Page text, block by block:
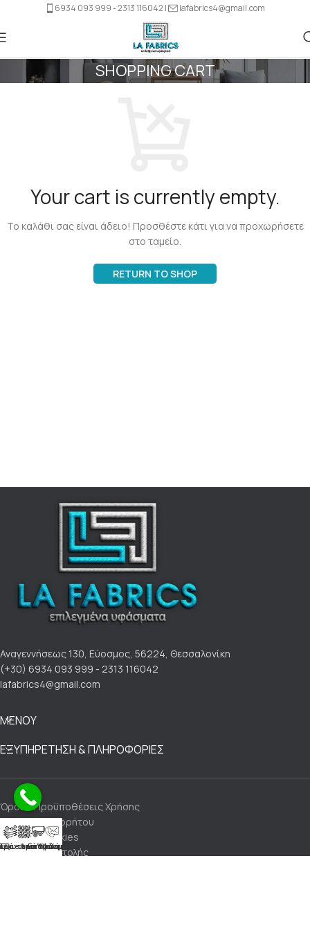
6934 093 999 - 2313 116042 | lafabrics4@gmail.com
SHOPPING CART
Your cart is currently empty.
Το καλάθι σας είναι άδειο! Προσθέστε κάτι για να προχωρήσετε
στο ταμείο.
RETURN TO SHOP
Αναγεννήσεως 130, Εύοσμος, 56224, Θεσσαλονίκη
(+30) 6934 093 999 - 2313 116042
lafabrics4@gmail.com
ΜΕΝΟΥ
ΕΞΥΠΗΡΕΤΗΣΗ & ΠΛΗΡΟΦΟΡΙΕΣ
Όροι & Προϋποθέσεις Χρήσης
Πολιτική Απορρήτου
Πολιτική Cookies
Τρόποι Αποστολής
Υφάσματα
- Λινά Υφάσματα
Εξωτερικού Χώρου
Επικοινωνία